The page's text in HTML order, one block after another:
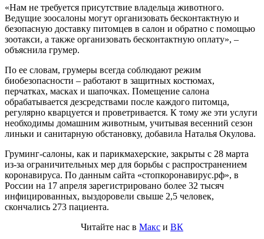
«Нам не требуется присутствие владельца животного.
Ведущие зоосалоны могут организовать бесконтактную и
безопасную доставку питомцев в салон и обратно с помощью
зоотакси, а также организовать бесконтактную оплату», –
объяснила грумер.
По ее словам, грумеры всегда соблюдают режим
биобезопасности – работают в защитных костюмах,
перчатках, масках и шапочках. Помещение салона
обрабатывается дезсредствами после каждого питомца,
регулярно кварцуется и проветривается. К тому же эти услуги
необходимы домашним животным, учитывая весенний сезон
линьки и санитарную обстановку, добавила Наталья Окулова.
Груминг-салоны, как и парикмахерские, закрыты с 28 марта
из-за ограничительных мер для борьбы с распространением
коронавируса. По данным сайта «стопкоронавирус.рф», в
России на 17 апреля зарегистрировано более 32 тысяч
инфицированных, выздоровели свыше 2,5 человек,
скончались 273 пациента.
Читайте нас в Макс и ВК